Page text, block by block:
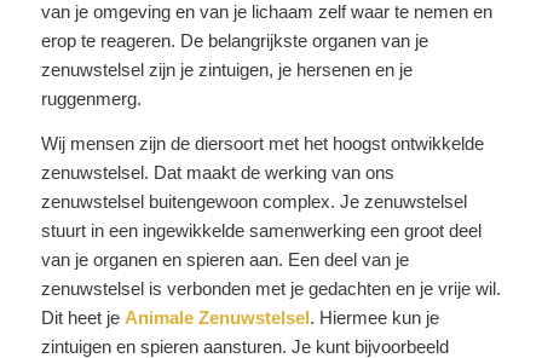
van je omgeving en van je lichaam zelf waar te nemen en
erop te reageren. De belangrijkste organen van je
zenuwstelsel zijn je zintuigen, je hersenen en je
ruggenmerg.
Wij mensen zijn de diersoort met het hoogst ontwikkelde
zenuwstelsel. Dat maakt de werking van ons
zenuwstelsel buitengewoon complex. Je zenuwstelsel
stuurt in een ingewikkelde samenwerking een groot deel
van je organen en spieren aan. Een deel van je
zenuwstelsel is verbonden met je gedachten en je vrije wil.
Dit heet je Animale Zenuwstelsel. Hiermee kun je
zintuigen en spieren aansturen. Je kunt bijvoorbeeld